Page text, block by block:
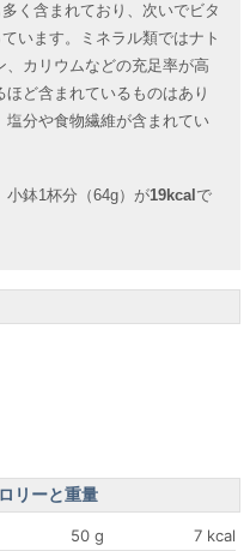
く含まれており、次いでビタ
います。ミネラル類ではナト
、カリウムなどの充足率が高
ど含まれているものはあり
塩分や食物繊維が含まれてい
小鉢1杯分（64g）が19kcal で
リーと重量
50 g
7 kcal